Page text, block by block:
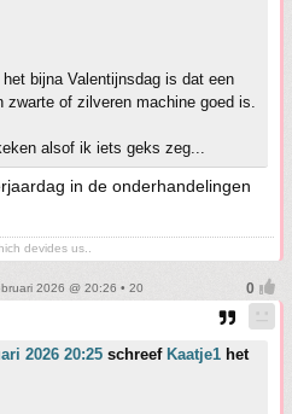
bijna Valentijnsdag is dat een
zwarte of zilveren machine goed is.
alsof ik iets geks zeg...
in de onderhandelingen
devides us..
2026 @ 20:26 • 20
2026 20:25 schreef Kaatje1 het